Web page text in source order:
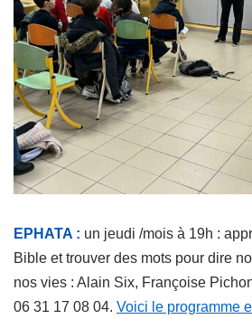
EPHATA : un jeudi /mois à 19h :
Bible et trouver des mots pour dire
nos vies : Alain Six, Françoise
06 31 17 08 04. Voici le programme